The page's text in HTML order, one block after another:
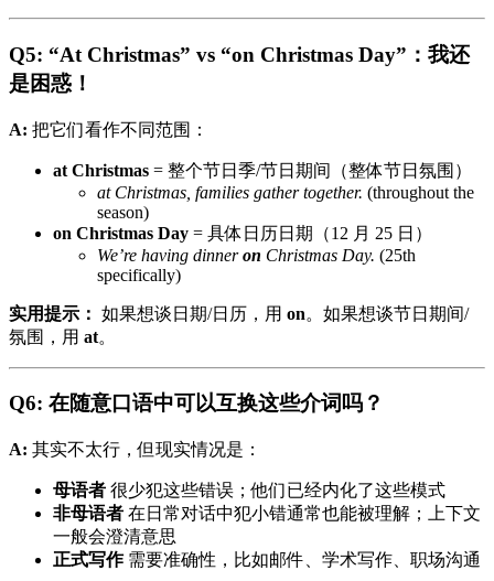
Q5: “At Christmas” vs “on Christmas Day”：我还
是困惑！
A: 把它们看作不同范围：
at Christmas = 整个节日季/节日期间（整体节日氛围）
at Christmas, families gather together. (throughout the
season)
on Christmas Day = 具体日历日期（12 月 25 日）
We’re having dinneron Christmas Day. (25th
specifically)
实用提示： 如果想谈日期/日历，用 on。如果想谈节日期间/
氛围，用 at。
Q6: 在随意口语中可以互换这些介词吗？
A: 其实不太行，但现实情况是：
母语者 很少犯这些错误；他们已经内化了这些模式
非母语者 在日常对话中犯小错通常也能被理解；上下文
一般会澄清意思
正式写作需要准确性，比如邮件、学术写作、职场沟通